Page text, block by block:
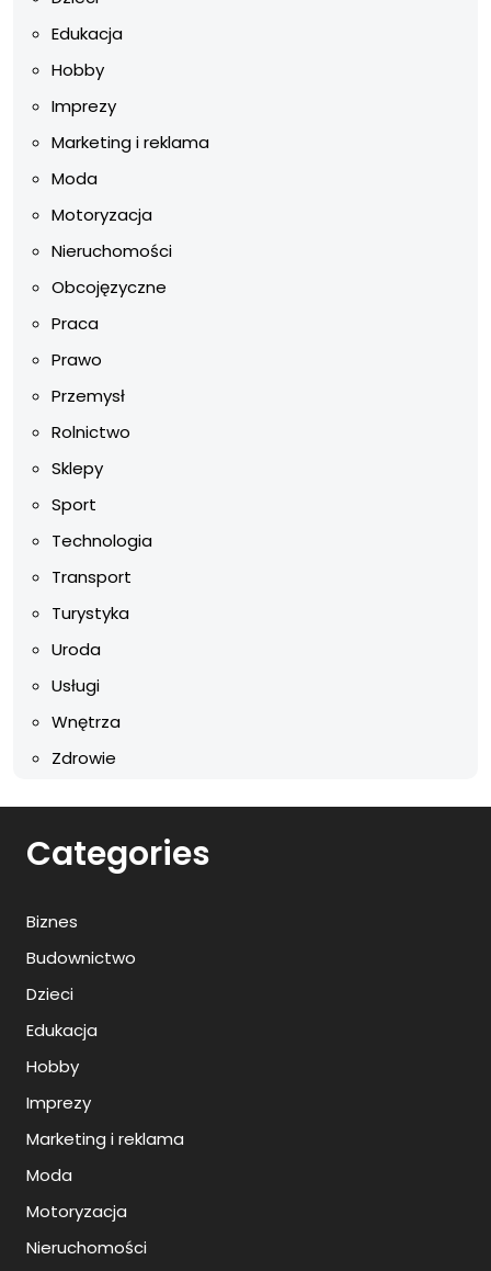
Edukacja
Hobby
Imprezy
Marketing i reklama
Moda
Motoryzacja
Nieruchomości
Obcojęzyczne
Praca
Prawo
Przemysł
Rolnictwo
Sklepy
Sport
Technologia
Transport
Turystyka
Uroda
Usługi
Wnętrza
Zdrowie
Categories
Biznes
Budownictwo
Dzieci
Edukacja
Hobby
Imprezy
Marketing i reklama
Moda
Motoryzacja
Nieruchomości